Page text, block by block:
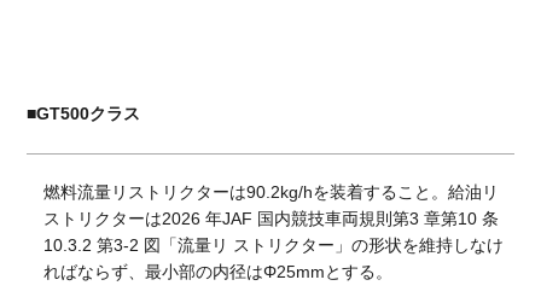
■GT500クラス
燃料流量リストリクターは90.2kg/hを装着すること。給油リ
ストリクターは2026 年JAF 国内競技車両規則第3 章第10 条
10.3.2 第3-2 図「流量リ ストリクター」の形状を維持しなけ
ればならず、最小部の内径はΦ25mmとする。